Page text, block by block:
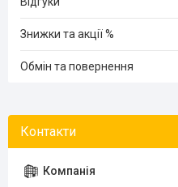
Знижки та акції %
Обмін та повернення